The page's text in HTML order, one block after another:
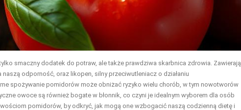
smaczny dodatek do potraw, ale także prawdziwa skarbnica zdrowia. Zawierają
odporność, oraz likopen, silny przeciwutleniacz o działaniu
spożywanie pomidorów może obniżać ryzyko wielu chorób, w tym nowotworów
owoce są również bogate w błonnik, co czyni je idealnym wyborem dla osób
pomidorów, by odkryć, jak mogą one wzbogacić naszą codzienną dietę i